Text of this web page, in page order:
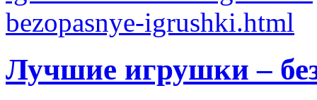
Лучшие игрушки –